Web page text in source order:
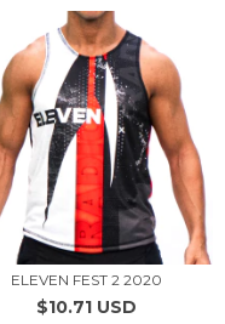
ELEVEN FEST 2 2020
$10.71 USD